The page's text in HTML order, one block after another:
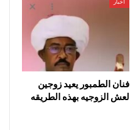
أخبار
فنان الطمبور يعيد زوجين
لعش الزوجيه بهذه الطريقه